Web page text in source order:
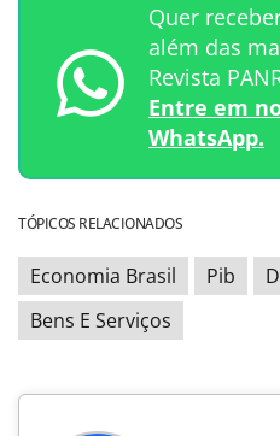
Quer
além das
Revista
Entre em
WhatsApp.
TÓPICOS RELACIONADOS
Economia Brasil Pib
Bens E Serviços